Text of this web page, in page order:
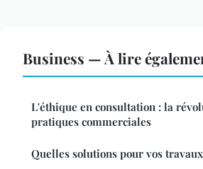
Business — À lire
L'éthique en consultation : la
pratiques commerciales
Quelles solutions pour vos